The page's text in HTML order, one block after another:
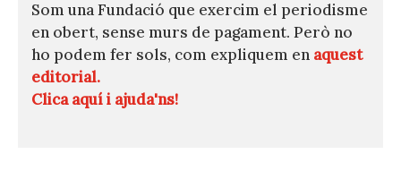
Som una Fundació que exercim el periodisme
en obert, sense murs de pagament. Però no
ho podem fer sols, com expliquem en aquest
editorial.
Clica aquí i ajuda'ns!